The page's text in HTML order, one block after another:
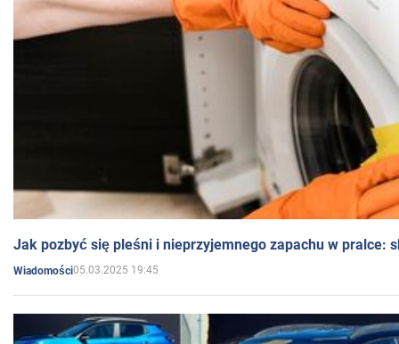
Jak pozbyć się pleśni i nieprzyjemnego zapachu w pralce:
Wiadomości05.03.2025 19:45